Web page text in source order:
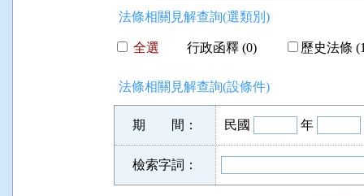
法條相關見解查詢(選類別)
全選 行政函釋 (0) 歷史法條
法條相關見解查詢(設條件)
期 間： 民國 年
檢索字詞：